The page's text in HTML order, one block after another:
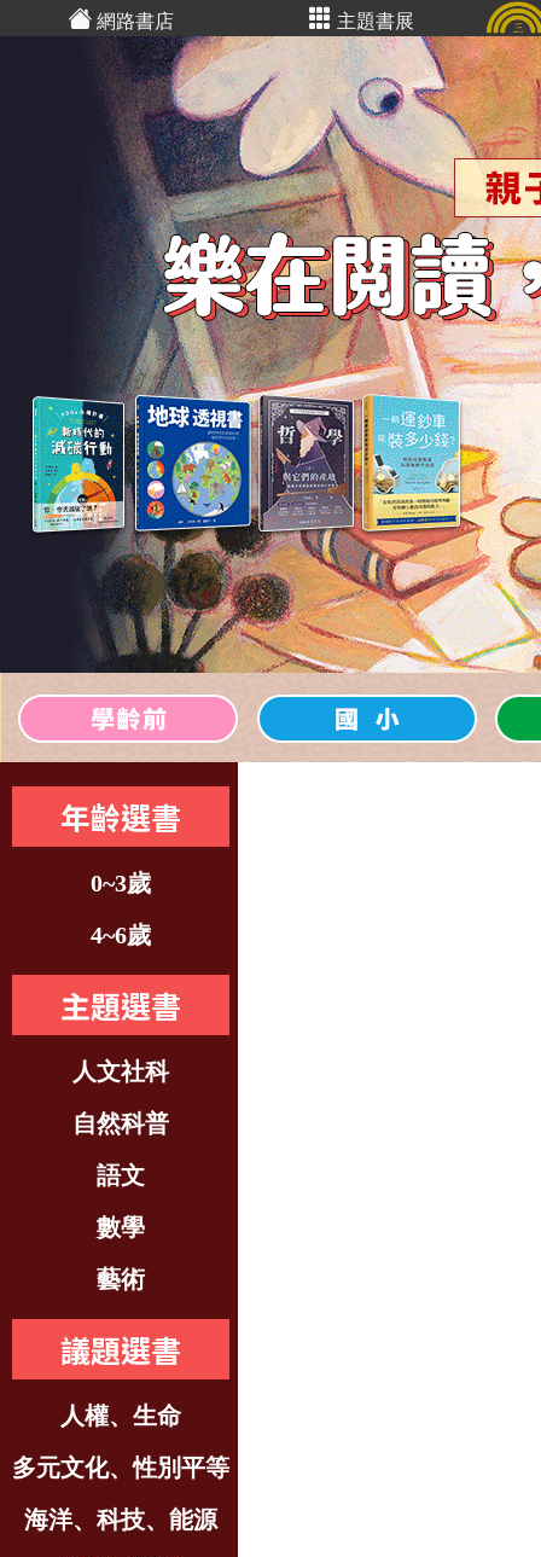
網路書店 主題書展
年齡選書
0~3歲
4~6歲
主題選書
人文社科
自然科普
語文
數學
藝術
議題選書
人權、生命
多元文化、性別平等
海洋、科技、能源